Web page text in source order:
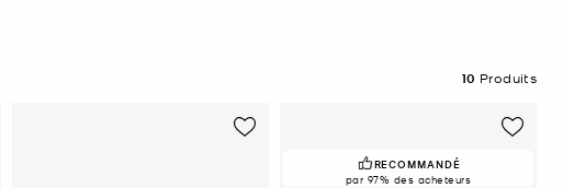
10 Produits
RECOMMANDÉ
par 97% des acheteurs